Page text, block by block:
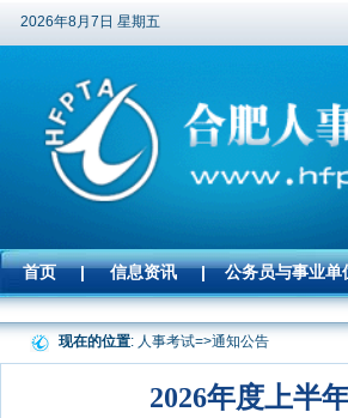
2026年8月7日 星期五
首页 | 信息资讯 | 公务员与事业单
现在的位置: 人事考试=>通知公告
2026年度上半